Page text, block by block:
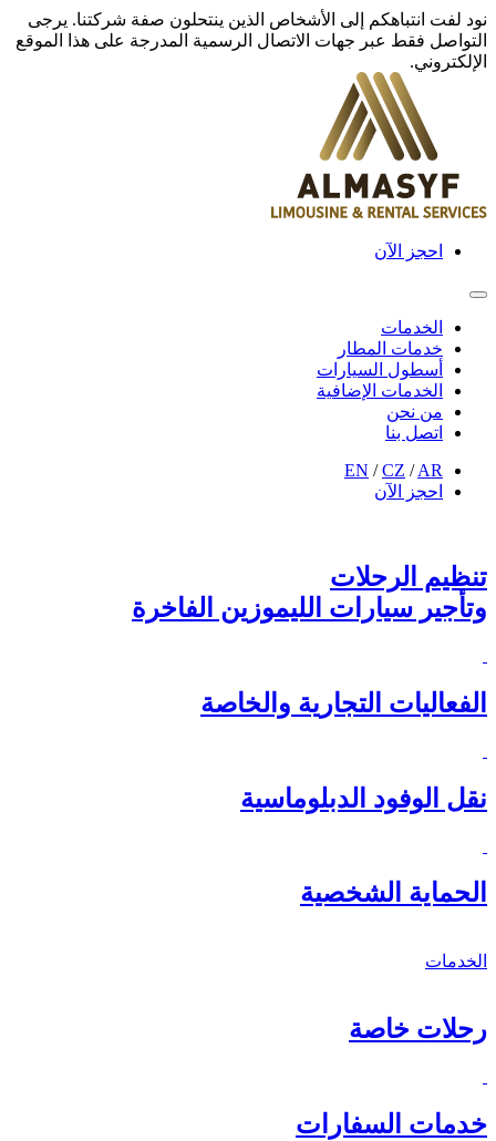
نود لفت انتباهكم إلى الأشخاص الذين ينتحلون صفة شركتنا. يرجى
التواصل فقط عبر جهات الاتصال الرسمية المدرجة على هذا الموقع
الإلكتروني.
احجز الآن
الخدمات
خدمات المطار
أسطول السيارات
الخدمات الإضافية
من نحن
اتصل بنا
EN / CZ / AR
احجز الآن
تنظيم الرحلات
وتأجير سيارات الليموزين الفاخرة
الفعاليات التجارية والخاصة
نقل الوفود الدبلوماسية
الحماية الشخصية
الخدمات
رحلات خاصة
خدمات السفارات